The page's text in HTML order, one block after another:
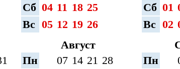
Сб 04 11 18 25
Вс 05 12 19 26
Сб 01
Вс 02
Август
Пн
07 14 21 28
Пн